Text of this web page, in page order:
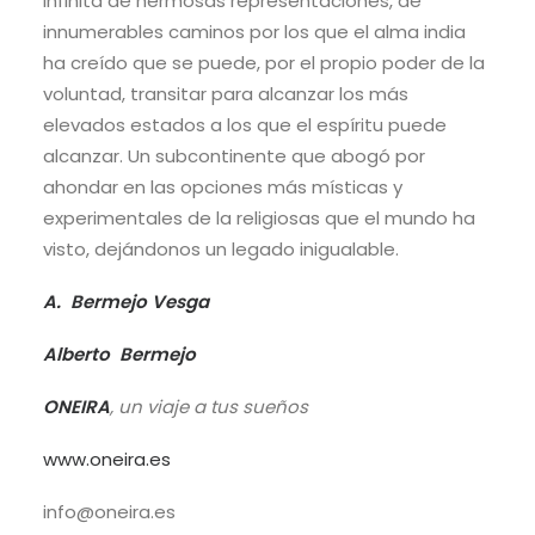
innumerables caminos por los que el alma india
ha creído que se puede, por el propio poder de la
voluntad, transitar para alcanzar los más
elevados estados a los que el espíritu puede
alcanzar. Un subcontinente que abogó por
ahondar en las opciones más místicas y
experimentales de la religiosas que el mundo ha
visto, dejándonos un legado inigualable.
A. Bermejo Vesga
Alberto Bermejo
ONEIRA, un viaje a tus sueños
www.oneira.es
info@oneira.es